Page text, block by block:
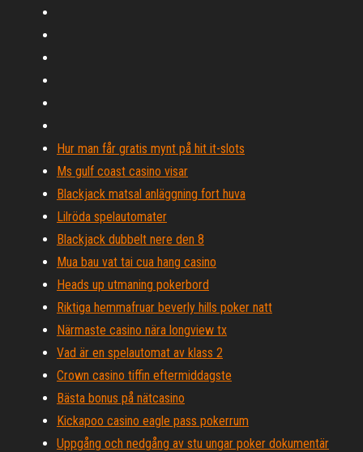
Hur man får gratis mynt på hit it-slots
Ms gulf coast casino visar
Blackjack matsal anläggning fort huva
Lilröda spelautomater
Blackjack dubbelt nere den 8
Mua bau vat tai cua hang casino
Heads up utmaning pokerbord
Riktiga hemmafruar beverly hills poker natt
Närmaste casino nära longview tx
Vad är en spelautomat av klass 2
Crown casino tiffin eftermiddagste
Bästa bonus på nätcasino
Kickapoo casino eagle pass pokerrum
Uppgång och nedgång av stu ungar poker dokumentär